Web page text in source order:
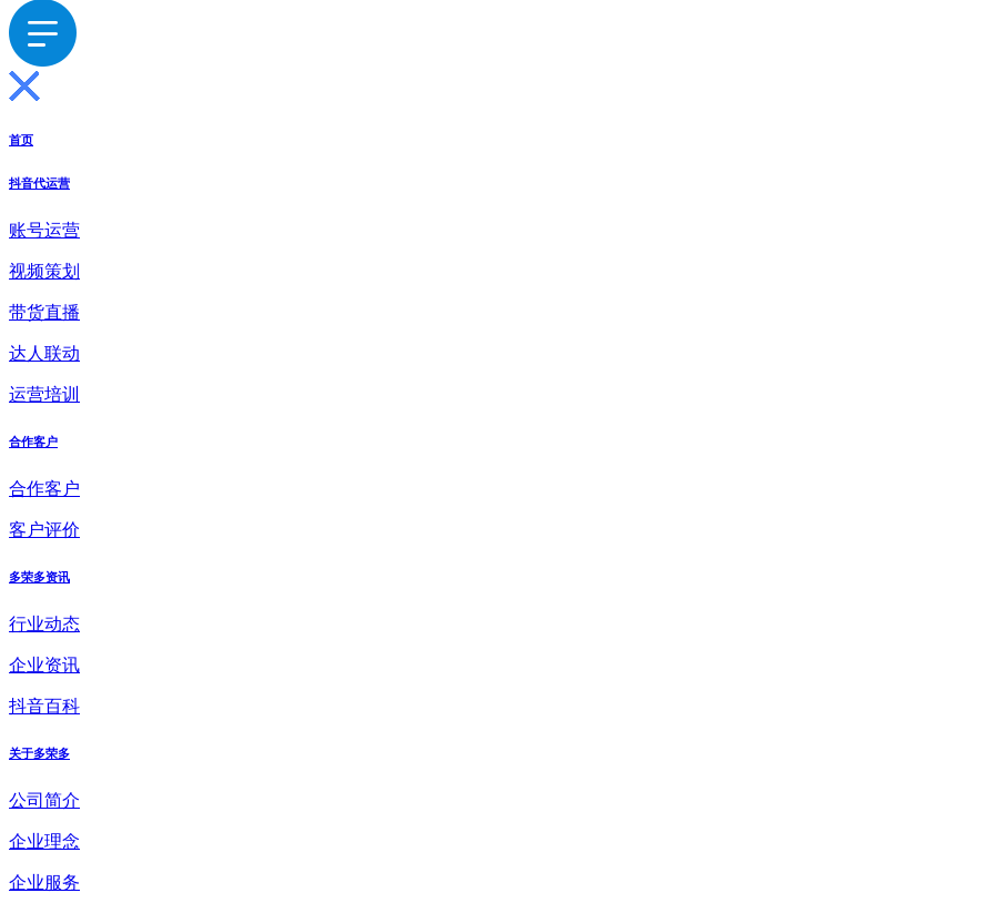
首页
抖音代运营
账号运营
视频策划
带货直播
达人联动
运营培训
合作客户
合作客户
客户评价
多荣多资讯
行业动态
企业资讯
抖音百科
关于多荣多
公司简介
企业理念
企业服务